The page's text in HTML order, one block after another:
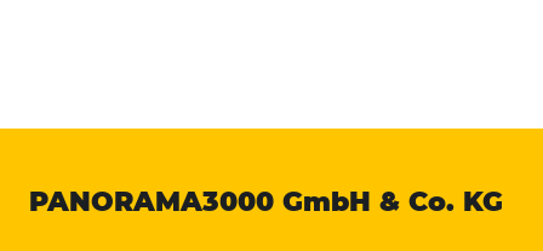
PANORAMA3000 GmbH & Co. KG